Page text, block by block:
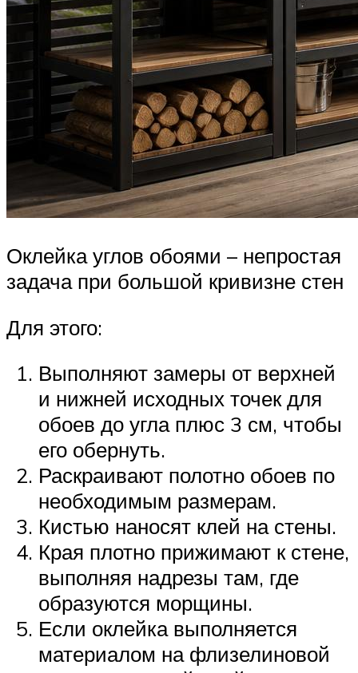
Оклейка углов обоями – непростая
задача при большой кривизне стен
Для этого:
Выполняют замеры от верхней
и нижней исходных точек для
обоев до угла плюс 3 см, чтобы
его обернуть.
Раскраивают полотно обоев по
необходимым размерам.
Кистью наносят клей на стены.
Края плотно прижимают к стене,
выполняя надрезы там, где
образуются морщины.
Если оклейка выполняется
материалом на флизелиновой